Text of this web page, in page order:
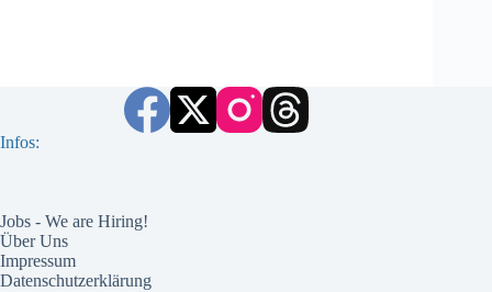
Infos:
Jobs - We are Hiring!
Über Uns
Impressum
Datenschutzerklärung